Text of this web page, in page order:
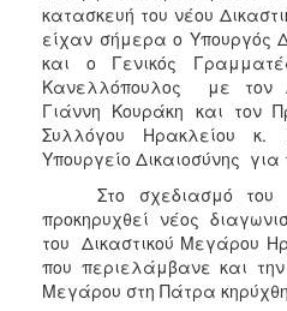
ΔΗΜΟΤΗΣ
ΕΠΙΣΚΕΠΤΗΣ
ΗΡΑΚΛΕΙΟ
κατασκευή του νέου
είχαν σήμερα ο Υπουργός
και ο Γενικός
Κανελλόπουλος με τον
Γιάννη Κουράκη και τον
Συλλόγου Ηρακλείου κ.
Υπουργείο Δικαιοσύνης
Στο σχεδιασμό του
προκηρυχθεί νέος
του Δικαστικού Μεγάρου
που περιελάμβανε και
Μεγάρου στη Πάτρα